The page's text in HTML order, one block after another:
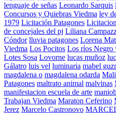
lenguaje de señas Leonardo Sarquis
Concursos y Quiebras Viedma ley
1979 Licitación Patagones
de concejales del pj Liliana
Cóndor lluvia patagones Lorena
Viedma Los Pocitos Los ríos Negro
Lotes Sosa Lovorne lucas muñoz
Gálatro luis vel luminaria mabel
magdalena o magdalena odarda
Patagones maltrato animal malvinas
manifestacion escuela de arte
Trabajan Viedma Maraton Ceferino
Jerez Marcelo Castronovo